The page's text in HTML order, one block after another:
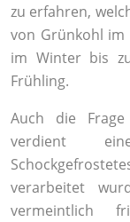
zu erfahren,
von Grünkohl im
im Winter bis
Frühling.
Auch die Frage
verdient
verarbeitet
vermeintlich